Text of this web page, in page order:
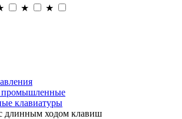
★ ★
клавиатуры
длинным ходом клавиш